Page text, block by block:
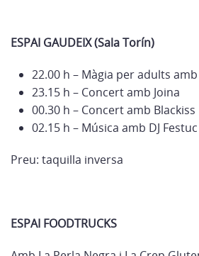
ESPAI GAUDEIX (Sala Torín)
22.00 h – Màgia per adults
23.15 h – Concert amb Joina
00.30 h – Concert amb Blackiss
02.15 h – Música amb DJ Festuc
Preu: taquilla inversa
ESPAI FOODTRUCKS